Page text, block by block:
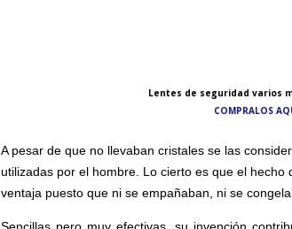
Lentes de seguridad varios
COMPRALOS
A pesar de que no llevaban cristales se las
utilizadas por el hombre. Lo cierto es que el hecho
ventaja puesto que ni se empañaban, ni se
Sencillas pero muy efectivas, su invención